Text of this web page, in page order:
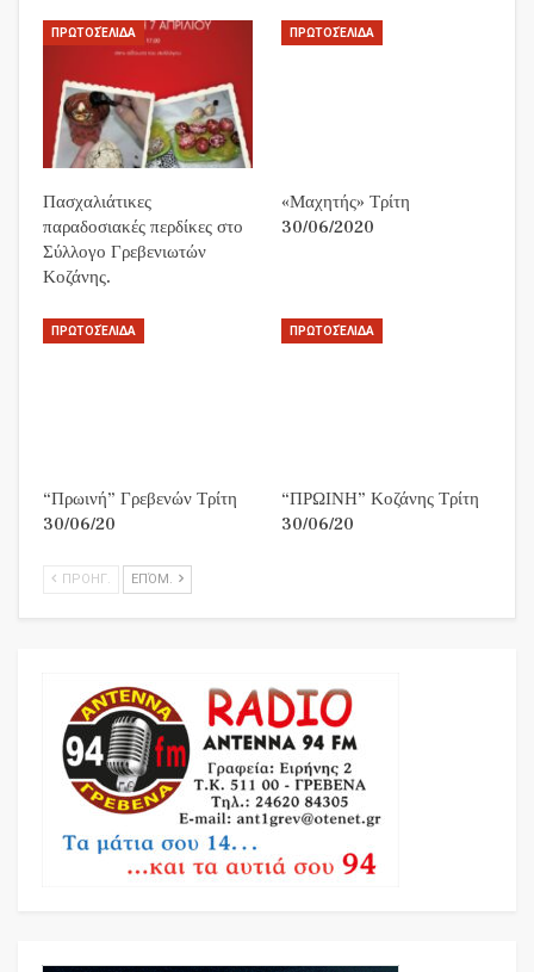
ΠΡΩΤΟΣΈΛΙΔΑ
Πασχαλιάτικες
παραδοσιακές περδίκες στο
Σύλλογο Γρεβενιωτών
Κοζάνης.
ΠΡΩΤΟΣΈΛΙΔΑ
«Μαχητής» Τρίτη
30/06/2020
ΠΡΩΤΟΣΈΛΙΔΑ
“Πρωινή” Γρεβενών Τρίτη
30/06/20
ΠΡΩΤΟΣΈΛΙΔΑ
“ΠΡΩΙΝΗ” Κοζάνης Τρίτη
30/06/20
ΠΡΟΗΓ. ΕΠΌΜ.